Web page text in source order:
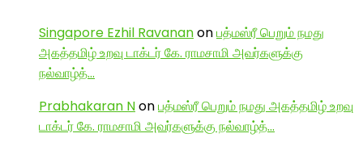
Singapore Ezhil Ravananonபத்மஸ்ரீ பெறும் நமது
அகத்தமிழ் உறவு டாக்டர் கே. ராமசாமி அவர்களுக்கு
நல்வாழ்த்…
Prabhakaran Nonபத்மஸ்ரீ பெறும் நமது அகத்தமிழ் உறவு
டாக்டர் கே. ராமசாமி அவர்களுக்கு நல்வாழ்த்…